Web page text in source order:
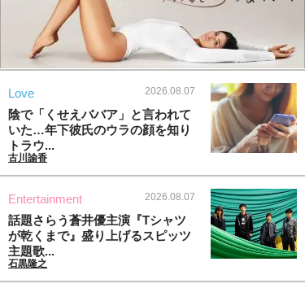
Love 2026.08.07
陰で「くせえババア」と言われて
いた…年下彼氏のウラの顔を知り
トラウ...
古川諭香
Entertainment 2026.08.07
話題さらう蒼井優主演『Tシャツ
が乾くまで』盛り上げるスピッツ
主題歌...
石黒隆之